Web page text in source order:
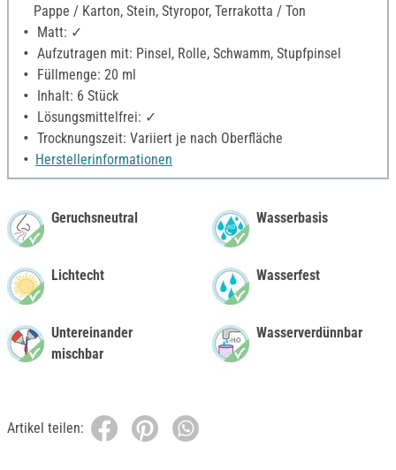
Pappe / Karton, Stein, Styropor, Terrakotta / Ton
Matt: ✓
Aufzutragen mit: Pinsel, Rolle, Schwamm, Stupfpinsel
Füllmenge: 20 ml
Inhalt: 6 Stück
Lösungsmittelfrei: ✓
Trocknungszeit: Variiert je nach Oberfläche
Herstellerinformationen
Geruchsneutral
Lichtecht
Untereinander
mischbar
Wasserbasis
Wasserfest
Wasserverdünnbar
Artikel teilen: